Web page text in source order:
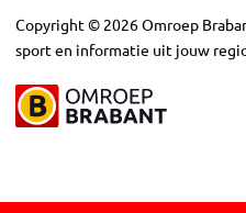
Copyright © 2026Omroep
sport en informatie uit jouw